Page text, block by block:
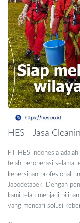
HES - Jasa
PT HES Indonesia
telah beroperasi selama
kebersihan profesional
Jabodetabek. Dengan
kami telah menjadi
yang mencari solusi